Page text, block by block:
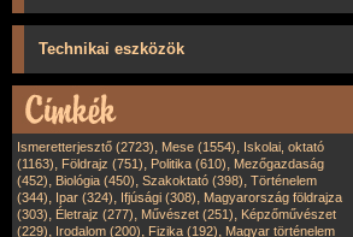
Technikai eszközök
Ismeretterjesztő (2723), Mese (1554), Iskolai, oktató
(1163), Földrajz (751), Politika (610), Mezőgazdaság
(452), Biológia (450), Szakoktató (398), Történelem
(344), Ipar (324), Ifjúsági (308), Magyarország földrajza
(303), Életrajz (277), Művészet (251), Képzőművészet
(229), Irodalom (200), Fizika (192), Magyar történelem